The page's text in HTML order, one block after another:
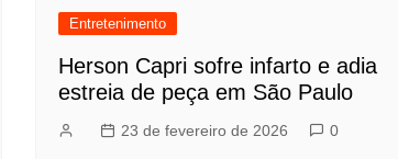
Entretenimento
Herson Capri sofre infarto e adia
estreia de peça em São Paulo
23 de fevereiro de 2026 0